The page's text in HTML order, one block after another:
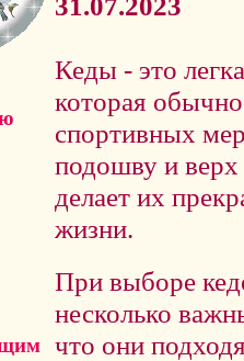
Кеды - это
которая
спортивных
подошву и верх
делает их
жизни.
При выборе
несколько
что они